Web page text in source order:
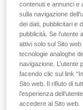
- POSIZIONE
I punti di attacco
iliache.
contenuti e annunci e
sulla navigazione
dei dati, pubblicitari e
pubblicità. Se
attivi solo sul Sito
tecnologie analoghe
navigazione.
facendo clic sul link
Sito web. Il rifiuto di
l’esperienza
accedere al Sito web.